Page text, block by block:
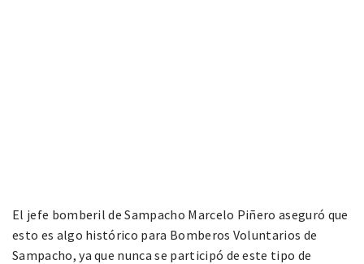
El jefe bomberil de Sampacho Marcelo Piñero aseguró que
esto es algo histórico para Bomberos Voluntarios de
Sampacho, ya que nunca se participó de este tipo de